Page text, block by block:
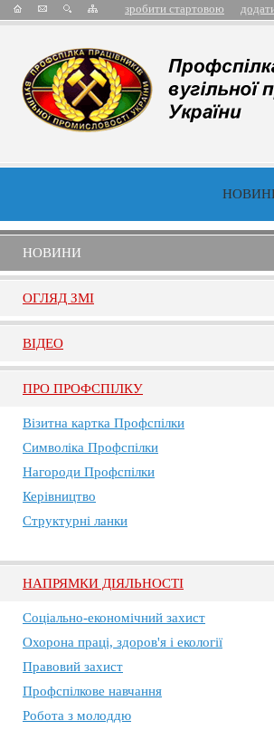
зробити стартовою
НОВИНИ
ОГЛЯД ЗМI
ВIДЕО
ПРО ПРОФСПIЛКУ
Візитна картка Профспілки
Символіка Профспілки
Нагороди Профспілки
Керівництво
Структурні ланки
НАПРЯМКИ ДІЯЛЬНОСТІ
Соціально-економічний захист
Охорона праці, здоров'я і екології
Правовий захист
Профспілкове навчання
Робота з молоддю